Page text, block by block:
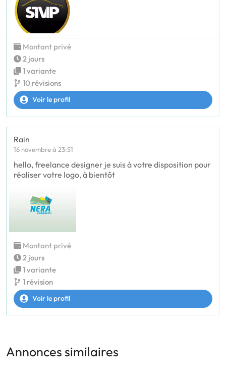
Montant privé
2 jours
1 variante
10 révisions
Voir le profil
Rain
16 novembre à 23:51
hello, freelance designer je suis à votre disposition pour
réaliser votre logo, à bientôt
Montant privé
2 jours
1 variante
1 révision
Voir le profil
Annonces similaires